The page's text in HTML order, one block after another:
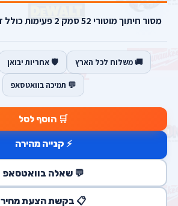
מסור חיתוך מוטורי 52 סמק 2 פעימות כולל דיסק חיתוך 12 אינץ.
🚚 משלוח לכל הארץ 🛡️ אחריות יבואן
💬 תמיכה בוואטסאפ
🛒 הוסף לסל
⚡ קנייה מהירה
💬 שאלה בוואטסאפ
📋 בקשת הצעת מחיר